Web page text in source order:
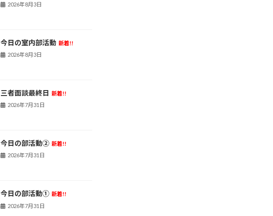
2026年8月3日
今日の室内部活動 新着!!
2026年8月3日
三者面談最終日 新着!!
2026年7月31日
今日の部活動➁ 新着!!
2026年7月31日
今日の部活動① 新着!!
2026年7月31日